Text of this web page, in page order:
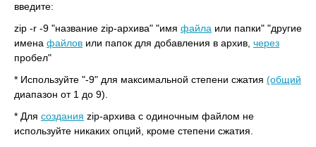
введите:
zip -r -9 "название zip-архива" "имя файла или папки" "другие
имена файлов или папок для добавления в архив, через
пробел"
* Используйте "-9" для максимальной степени сжатия (общий
диапазон от 1 до 9).
* Для создания zip-архива с одиночным файлом не
используйте никаких опций, кроме степени сжатия.